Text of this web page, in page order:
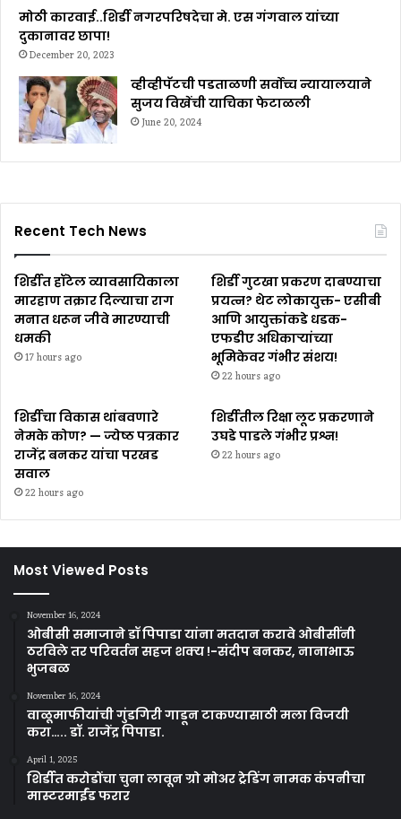
मोठी कारवाई..शिर्डी नगरपरिषदेचा मे. एस गंगवाल यांच्या
दुकानावर छापा!
December 20, 2023
व्हीव्हीपॅटची पडताळणी सर्वोच्च न्यायालयाने
सुजय विखेंची याचिका फेटाळली
June 20, 2024
Recent Tech News
शिर्डीत हॉटेल व्यावसायिकाला
मारहाण तक्रार दिल्याचा राग
मनात धरून जीवे मारण्याची
धमकी
17 hours ago
शिर्डी गुटखा प्रकरण दाबण्याचा
प्रयत्न? थेट लोकायुक्त- एसीबी
आणि आयुक्तांकडे धडक-
एफडीए अधिकाऱ्यांच्या
भूमिकेवर गंभीर संशय!
22 hours ago
शिर्डीचा विकास थांबवणारे
नेमके कोण? — ज्येष्ठ पत्रकार
राजेंद्र बनकर यांचा परखड
सवाल
22 hours ago
शिर्डीतील रिक्षा लूट प्रकरणाने
उघडे पाडले गंभीर प्रश्न!
22 hours ago
Most Viewed Posts
November 16, 2024
ओबीसी समाजाने डॉ पिपाडा यांना मतदान करावे ओबीसींनी
ठरविले तर परिवर्तन सहज शक्य !-संदीप बनकर, नानाभाऊ
भुजबळ
November 16, 2024
वाळूमाफीयांची गुंडगिरी गाडून टाकण्यासाठी मला विजयी
करा….. डॉ. राजेंद्र पिपाडा.
April 1, 2025
शिर्डीत करोडोंचा चुना लावून ग्रो मोअर ट्रेडिंग नामक कंपनीचा
मास्टरमाईंड फरार